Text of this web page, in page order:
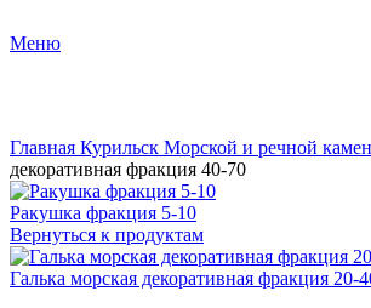
Меню
Главная Курильск Морской и речной
декоративная фракция 40-70
Ракушка фракция 5-10
Вернуться к продуктам
Галька морская декоративная фракция 20-